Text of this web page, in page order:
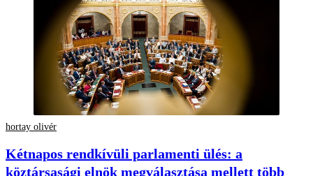
hortay olivér
Kétnapos rendkívüli parlamenti ülés: a
köztársasági elnök megválasztása mellett több